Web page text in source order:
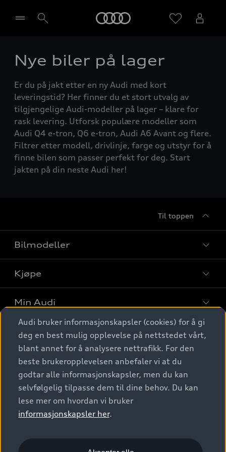
Velg forhandler
Nye biler på lager
Er du på jakt etter en ny Audi med kort
leveringstid? Her finner du et stort utvalg av
tilgjengelige Audi-modeller på lager – klare for
rask levering. Utforsk populære modeller som
Audi Q4 e-tron, Q6 e-tron, Audi A6 Avant og flere.
Filtrer etter modell, drivlinje, farge og utstyr for å
finne bilen som passer perfekt for deg. Start
jakten på din neste Audi her!
Til toppen
Bilmodeller
Finn din Audi
Sammenlign bilmodeller
Elbiler
SUV
Stasjonsvogn
Sportback
S/RS
Konseptbiler og prototyper
Kjøpe
Kjøpshjelp
Biler på lager
Finn forhandler
Bestill prøvekjøring
Kontakt forhandler
Bilgarantier
Min Audi
Behold nybilfølelsen
Audi Originalt tilbehør
Verkstedtjenester
Digitale tjenester
Audi digitale tjenester
Audi connect
Functions on demand
Kom i gang med myAudi
Audi Norge
Kundeservice
Audi Driving Experience
© 2026 AUDI NORGE. All Rights Reserved.
Audi bruker informasjonskapsler (cookies) for å gi
deg en best mulig opplevelse på nettstedet vårt,
blant annet for å analysere nettrafikk. For den
beste brukeropplevelsen anbefaler vi at du
godtar alle informasjonskapsler, men du kan
selvfølgelig tilpasse dem til dine behov. Du kan
lese mer om hvordan vi bruker
informasjonskapsler her.